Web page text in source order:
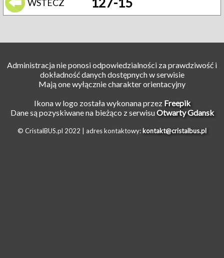
WSTECZ
Administracja nie ponosi odpowiedzialności za prawdziwość i
dokładność danych dostępnych w serwisie
Mają one wyłącznie charakter orientacyjny
Ikona w logo została wykonana przez Freepik
Dane są pozyskiwane na bieżąco z serwisuOtwarty Gdansk
© CristalBUS.pl 2022 | adres kontaktowy: kontakt@cristalbus.pl